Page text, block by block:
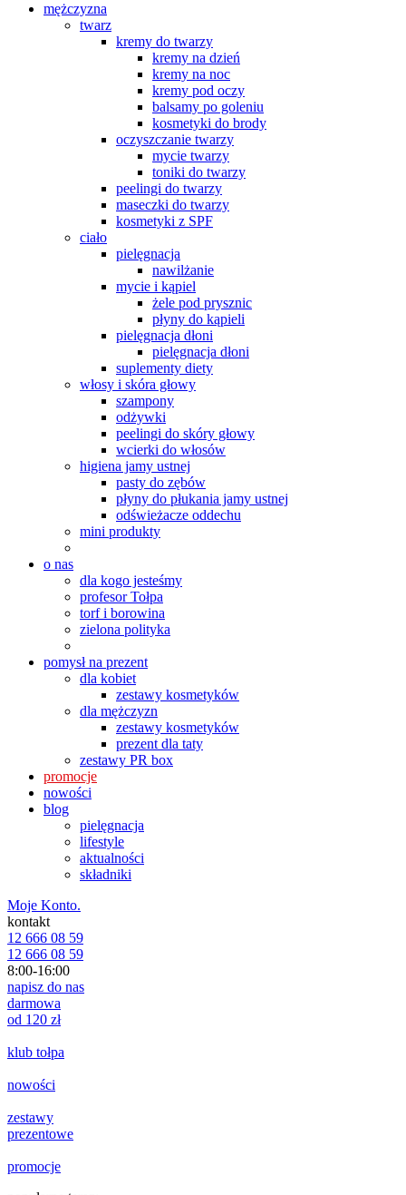
mężczyzna
twarz
kremy do twarzy
kremy na dzień
kremy na noc
kremy pod oczy
balsamy po goleniu
kosmetyki do brody
oczyszczanie twarzy
mycie twarzy
toniki do twarzy
peelingi do twarzy
maseczki do twarzy
kosmetyki z SPF
ciało
pielęgnacja
nawilżanie
mycie i kąpiel
żele pod prysznic
płyny do kąpieli
pielęgnacja dłoni
pielęgnacja dłoni
suplementy diety
włosy i skóra głowy
szampony
odżywki
peelingi do skóry głowy
wcierki do włosów
higiena jamy ustnej
pasty do zębów
płyny do płukania jamy ustnej
odświeżacze oddechu
mini produkty
o nas
dla kogo jesteśmy
profesor Tołpa
torf i borowina
zielona polityka
pomysł na prezent
dla kobiet
zestawy kosmetyków
dla mężczyzn
zestawy kosmetyków
prezent dla taty
zestawy PR box
promocje
nowości
blog
pielęgnacja
lifestyle
aktualności
składniki
Moje Konto.
kontakt
12 666 08 59
12 666 08 59
8:00-16:00
napisz do nas
darmowa
od 120 zł
klub tołpa
nowości
zestawy
prezentowe
promocje